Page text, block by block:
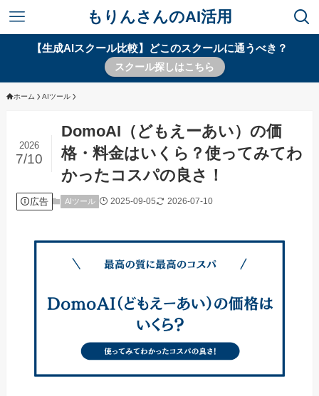
もりんさんのAI活用
【生成AIスクール比較】どこのスクールに通うべき？
スクール探しはこちら
ホーム AIツール
DomoAI（どもえーあい）の価
格・料金はいくら？使ってみてわ
かったコスパの良さ！
2026
7/10
広告 AIツール 2025-09-05 2026-07-10